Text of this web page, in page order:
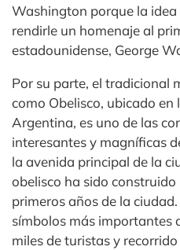
Washington porque la
rendirle un homenaje al
estadounidense, George
Por su parte, el tradicional
como Obelisco, ubicado en
Argentina, es uno de las
interesantes y magníficas
la avenida principal de la
obelisco ha sido
primeros años de la
símbolos más importantes
miles de turistas y